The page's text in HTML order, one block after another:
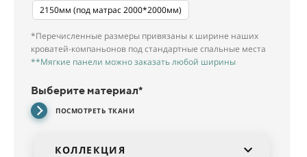
2150мм (под матрас 2000*2000мм)
*Перечисленные размеры привязаны к ширине наших
кроватей-компаньонов под стандартные спальные места
**Мягкие панели можно заказать любой ширины
Выберите материал*
ПОСМОТРЕТЬ ТКАНИ
КОЛЛЕКЦИЯ